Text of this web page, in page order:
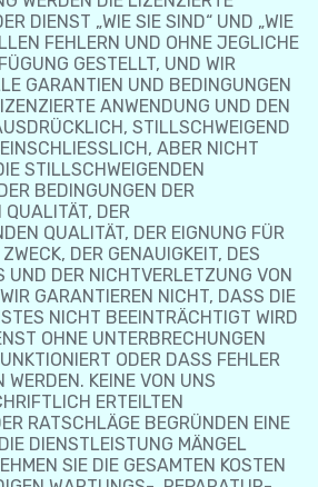
DIENST „WIE SIE SIND“ UND „WIE
FEHLERN UND OHNE JEGLICHE
GESTELLT, UND WIR
GARANTIEN UND BEDINGUNGEN
ANWENDUNG UND DEN
STILLSCHWEIGEND
ABER NICHT
STILLSCHWEIGENDEN
BEDINGUNGEN DER
DER
QUALITÄT, DER EIGNUNG FÜR
DER GENAUIGKEIT, DES
UND DER NICHTVERLETZUNG VON
GARANTIEREN NICHT, DASS DIE
NICHT BEEINTRÄCHTIGT WIRD
OHNE UNTERBRECHUNGEN
ODER DASS FEHLER
KEINE VON UNS
ERTEILTEN
RATSCHLÄGE BEGRÜNDEN EINE
DIENSTLEISTUNG MÄNGEL
SIE DIE GESAMTEN KOSTEN